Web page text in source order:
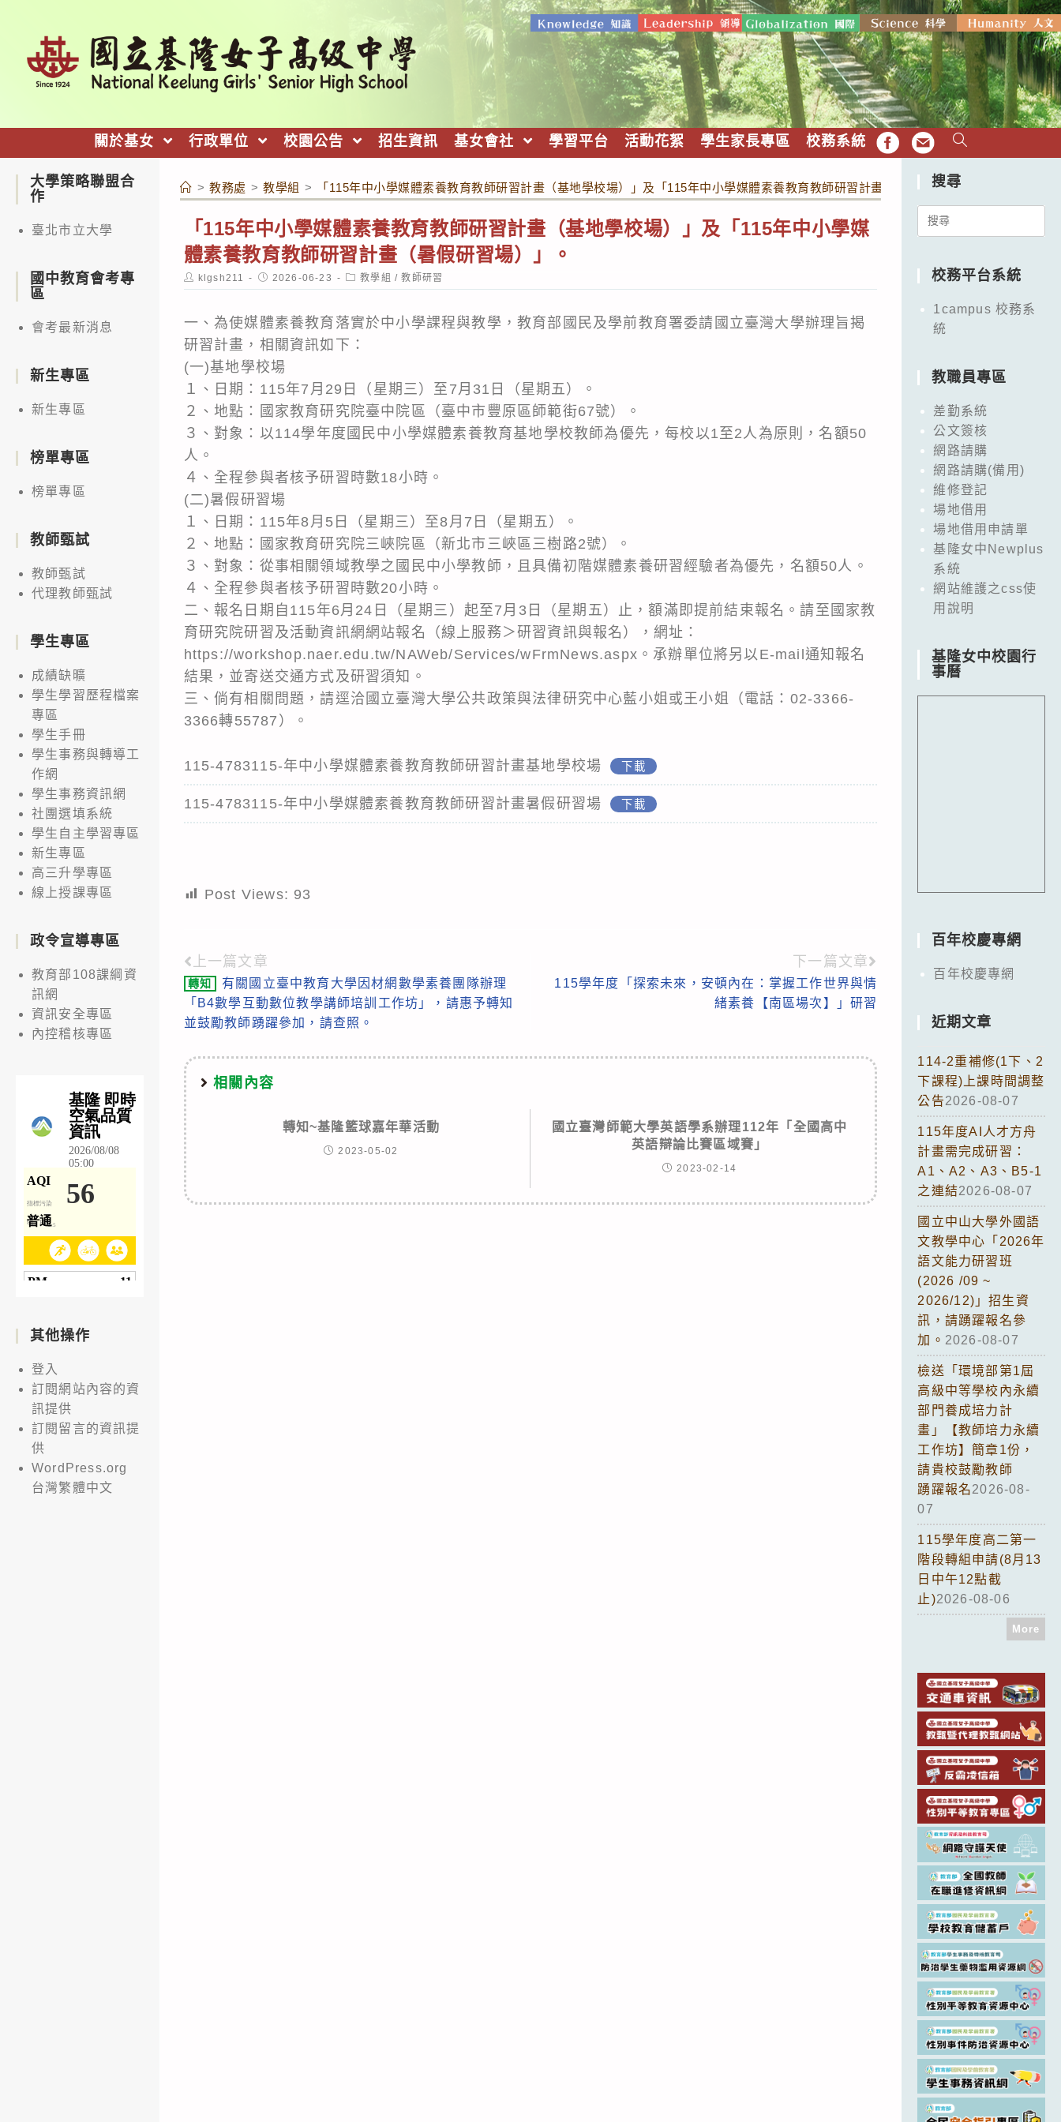
關於基女 行政單位 校園公告 招生資訊 基女會社 學習平台 活動花絮 學生家長專區 校務系統 FB EMAIL
> 教務處 > 教學組 > 「115年中小學媒體素養教育教師研習計畫（基地學校場）」及「115年中小學媒體素養教育教師研習計畫（暑假研習場）」。
「115年中小學媒體素養教育教師研習計畫（基地學校場）」及「115年中小學媒
體素養教育教師研習計畫（暑假研習場）」。
Post
author:
klgsh211
Post
published:
2026-06-23
Post
category:
教學組 / 教師研習
一、為使媒體素養教育落實於中小學課程與教學，教育部國民及學前教育署委請國立臺灣大學辦理旨揭
研習計畫，相關資訊如下：
(一)基地學校場
１、日期：115年7月29日（星期三）至7月31日（星期五）。
２、地點：國家教育研究院臺中院區（臺中市豐原區師範街67號）。
３、對象：以114學年度國民中小學媒體素養教育基地學校教師為優先，每校以1至2人為原則，名額50
人。
４、全程參與者核予研習時數18小時。
(二)暑假研習場
１、日期：115年8月5日（星期三）至8月7日（星期五）。
２、地點：國家教育研究院三峽院區（新北市三峽區三樹路2號）。
３、對象：從事相關領域教學之國民中小學教師，且具備初階媒體素養研習經驗者為優先，名額50人。
４、全程參與者核予研習時數20小時。
二、報名日期自115年6月24日（星期三）起至7月3日（星期五）止，額滿即提前結束報名。請至國家教
育研究院研習及活動資訊網網站報名（線上服務＞研習資訊與報名），網址：
https://workshop.naer.edu.tw/NAWeb/Services/wFrmNews.aspx。承辦單位將另以E-mail通知報名
結果，並寄送交通方式及研習須知。
三、倘有相關問題，請逕洽國立臺灣大學公共政策與法律研究中心藍小姐或王小姐（電話：02-3366-
3366轉55787）。
115-4783115-年中小學媒體素養教育教師研習計畫基地學校場 下載
115-4783115-年中小學媒體素養教育教師研習計畫暑假研習場 下載
Post Views: 93
Read
more
articles
上一篇文章
轉知
有關國立臺中教育大學因材網數學素養團隊辦理
「B4數學互動數位教學講師培訓工作坊」，請惠予轉知
並鼓勵教師踴躍參加，請查照。
下一篇文章
115學年度「探索未來，安頓內在：掌握工作世界與情
緒素養【南區場次】」研習
相關內容
轉知~基隆籃球嘉年華活動
2023-05-02
國立臺灣師範大學英語學系辦理112年「全國高中
英語辯論比賽區域賽」
2023-02-14
大學策略聯盟合
作
臺北市立大學
國中教育會考專
區
會考最新消息
新生專區
新生專區
榜單專區
榜單專區
教師甄試
教師甄試
代理教師甄試
學生專區
成績缺曠
學生學習歷程檔案
專區
學生手冊
學生事務與轉導工
作網
學生事務資訊網
社團選填系統
學生自主學習專區
新生專區
高三升學專區
線上授課專區
政令宣導專區
教育部108課綱資
訊網
資訊安全專區
內控稽核專區
其他操作
登入
訂閱網站內容的資
訊提供
訂閱留言的資訊提
供
WordPress.org
台灣繁體中文
搜尋
Search
校務平台系統
1campus 校務系
統
教職員專區
差勤系統
公文簽核
網路請購
網路請購(備用)
維修登記
場地借用
場地借用申請單
基隆女中Newplus
系統
網站維護之css使
用說明
基隆女中校園行
事曆
百年校慶專網
百年校慶專網
近期文章
114-2重補修(1下、2
下課程)上課時間調整
公告2026-08-07
115年度AI人才方舟
計畫需完成研習：
A1、A2、A3、B5-1
之連結2026-08-07
國立中山大學外國語
文教學中心「2026年
語文能力研習班
(2026 /09 ~
2026/12)」招生資
訊，請踴躍報名參
加。 2026-08-07
檢送「環境部第1屆
高級中等學校內永續
部門養成培力計
畫」【教師培力永續
工作坊】簡章1份，
請貴校鼓勵教師
踴躍報名2026-08-
07
115學年度高二第一
階段轉組申請(8月13
日中午12點截
止)2026-08-06
More